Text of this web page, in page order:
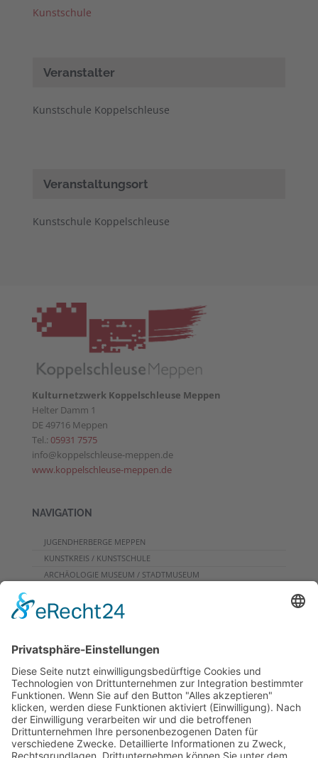
Kunstschule
Veranstalter
Kunstschule Koppelschleuse
Veranstaltungsort
Kunstschule Koppelschleuse
Kulturnetzwerk Koppelschleuse Meppen
Helter Damm 1
DE 49716 Meppen
Tel.: 05931 7575
info@koppelschleuse-meppen.de
www.koppelschleuse-meppen.de
NAVIGATION
JUGENDHERBERGE MEPPEN
KUNSTKREIS / KUNSTSCHULE
ARCHÄOLOGIE MUSEUM / STADTMUSEUM
PROGRAMME FÜR GRUPPEN
DOWNLOADS
PROGRAMMHEFT
GRUPPENPROGRAMME
NEWSLETTER